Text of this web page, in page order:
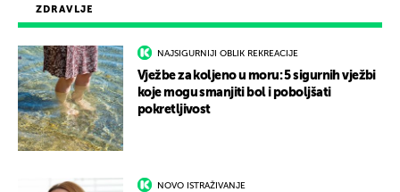
ZDRAVLJE
NAJSIGURNIJI OBLIK REKREACIJE
Vježbe za koljeno u moru: 5 sigurnih vježbi
koje mogu smanjiti bol i poboljšati
pokretljivost
NOVO ISTRAŽIVANJE